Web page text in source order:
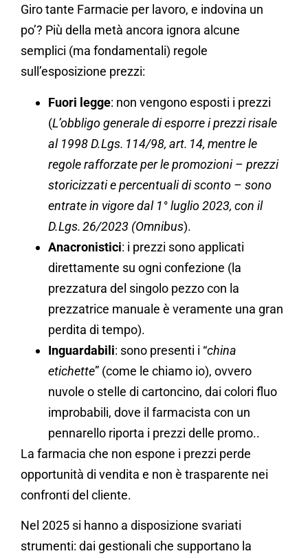
Giro tante Farmacie per lavoro, e indovina un
po’? Più della metà ancora ignora alcune
semplici (ma fondamentali) regole
sull’esposizione prezzi:
Fuori legge: non vengono esposti i prezzi
(L’obbligo generale di esporre i prezzi risale
al 1998 D.Lgs. 114/98, art. 14, mentre le
regole rafforzate per le promozioni – prezzi
storicizzati e percentuali di sconto – sono
entrate in vigore dal 1° luglio 2023, con il
D.Lgs. 26/2023 (Omnibus).
Anacronistici: i prezzi sono applicati
direttamente su ogni confezione (la
prezzatura del singolo pezzo con la
prezzatrice manuale è veramente una gran
perdita di tempo).
Inguardabili: sono presenti i “china
etichette” (come le chiamo io), ovvero
nuvole o stelle di cartoncino, dai colori fluo
improbabili, dove il farmacista con un
pennarello riporta i prezzi delle promo..
La farmacia che non espone i prezzi perde
opportunità di vendita e non è trasparente nei
confronti del cliente.
Nel 2025 si hanno a disposizione svariati
strumenti: dai gestionali che supportano la